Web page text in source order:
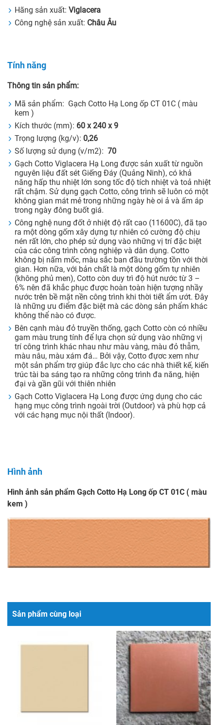
Hãng sản xuất: Viglacera
Công nghệ sản xuất: Châu Âu
Tính năng
Thông tin sản phẩm:
Mã sản phẩm: Gạch Cotto Hạ Long ốp CT 01C ( màu
kem )
Kích thước (mm): 60 x 240 x 9
Trọng lượng (kg/v): 0,26
Số lượng sử dụng (v/m2): 70
Gạch Cotto Viglacera Hạ Long được sản xuất từ nguồn
nguyên liệu đất sét Giếng Đáy (Quảng Ninh), có khả
năng hấp thu nhiệt lớn song tốc độ tích nhiệt và toả nhiệt
rất chậm. Sử dụng gạch Cotto, công trình sẽ luôn có một
không gian mát mẻ trong những ngày hè oi ả và ấm áp
trong ngày đông buốt giá.
Công nghệ nung đốt ở nhiệt độ rất cao (11600C), đã tạo
ra một dòng gốm xây dựng tự nhiên có cường độ chịu
nén rất lớn, cho phép sử dụng vào những vị trí đặc biệt
của các công trình công nghiệp và dân dụng. Cotto
không bị nấm mốc, màu sắc ban đầu trường tồn với thời
gian. Hơn nữa, với bản chất là một dòng gốm tự nhiên
(không phủ men), Cotto còn duy trì độ hút nước từ 3 –
6% nên đã khắc phục được hoàn toàn hiện tượng nhầy
nước trên bề mặt nền công trình khi thời tiết ẩm ướt. Đây
là những ưu điểm đặc biệt mà các dòng sản phẩm khác
không thể nào có được.
Bên cạnh màu đỏ truyền thống, gạch Cotto còn có nhiều
gam màu trung tính để lựa chọn sử dụng vào những vị
trí công trình khác nhau như màu vàng, màu đỏ thẫm,
màu nâu, màu xám đá… Bởi vậy, Cotto đựơc xem như
một sản phẩm trợ giúp đắc lực cho các nhà thiết kế, kiến
trúc tài ba sáng tạo ra những công trình đa năng, hiện
đại và gần gũi với thiên nhiên
Gạch Cotto Viglacera Hạ Long được ứng dụng cho các
hạng mục công trình ngoài trời (Outdoor) và phù hợp cả
với các hạng mục nội thất (Indoor).
Hình ảnh
Hình ảnh sản phẩm Gạch Cotto Hạ Long ốp CT 01C ( màu
kem )
Sản phẩm cùng loại